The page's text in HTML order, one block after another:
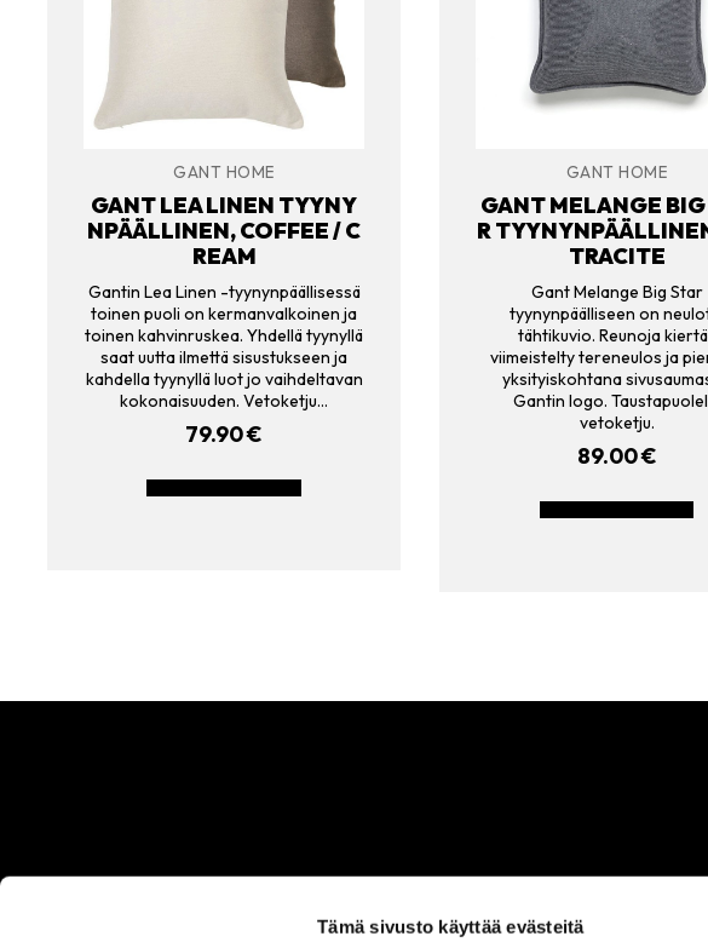
Tämä sivusto käyttää evästeitä
GANT HOME
GANT LEA LINEN TYYNY
NPÄÄLLINEN, COFFEE / C
REAM
Gantin Lea Linen -tyynynpäällisessä
toinen puoli on kermanvalkoinen ja
toinen kahvinruskea. Yhdellä tyynyllä
saat uutta ilmettä sisustukseen ja
kahdella tyynyllä luot jo vaihdeltavan
kokonaisuuden. Vetoketju…
79.90€
GANT HOME
GANT MELANGE
R
TRACITE
Gant Melange Big Star
tyynynpäälliseen on
tähtikuvio. Reunoja
viimeistelty tereneulos ja
yksityiskohtana
Gantin logo.
vetoketju.
89.00€